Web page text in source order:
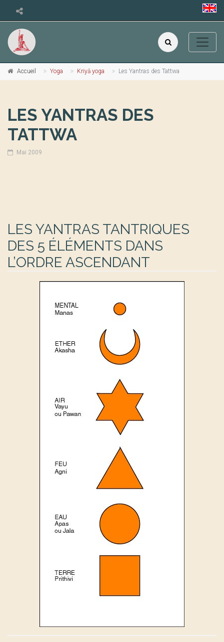
Accueil Yoga Kriyā yoga Les Yantras des Tattwa
LES YANTRAS DES
TATTWA
Mai 2009
LES YANTRAS TANTRIQUES
DES 5 ÉLÉMENTS DANS
L’ORDRE ASCENDANT